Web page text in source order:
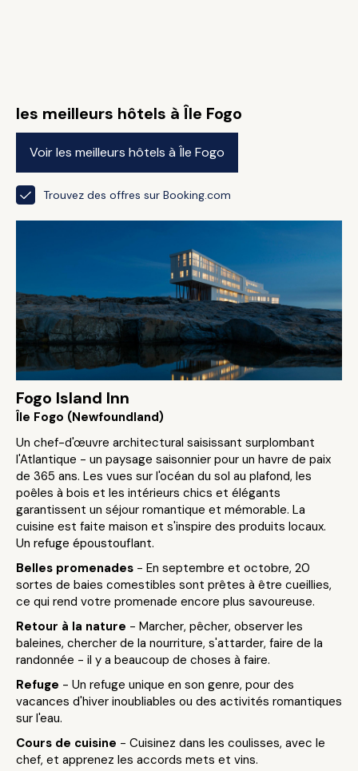
les meilleurs hôtels à Île Fogo
Voir les meilleurs hôtels à Île Fogo
Trouvez des offres sur Booking.com
Fogo Island Inn
Île Fogo (Newfoundland)
Un chef-d'œuvre architectural saisissant surplombant
l'Atlantique - un paysage saisonnier pour un havre de paix
de 365 ans. Les vues sur l'océan du sol au plafond, les
poêles à bois et les intérieurs chics et élégants
garantissent un séjour romantique et mémorable. La
cuisine est faite maison et s'inspire des produits locaux.
Un refuge époustouflant.
Belles promenades - En septembre et octobre, 20
sortes de baies comestibles sont prêtes à être cueillies,
ce qui rend votre promenade encore plus savoureuse.
Retour à la nature - Marcher, pêcher, observer les
baleines, chercher de la nourriture, s'attarder, faire de la
randonnée - il y a beaucoup de choses à faire.
Refuge - Un refuge unique en son genre, pour des
vacances d'hiver inoubliables ou des activités romantiques
sur l'eau.
Cours de cuisine - Cuisinez dans les coulisses, avec le
chef, et apprenez les accords mets et vins.